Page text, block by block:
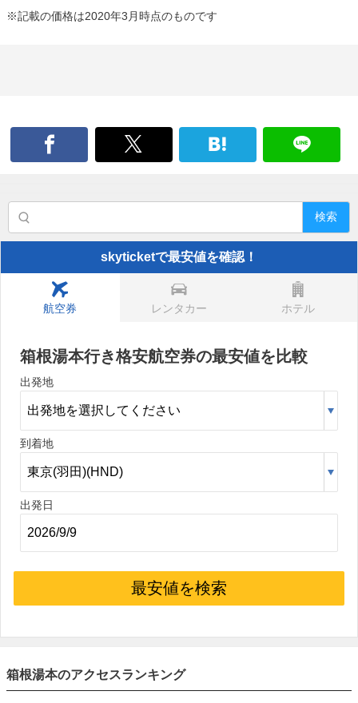
※記載の価格は2020年3月時点のものです
検索
skyticketで最安値を確認！
航空券 レンタカー ホテル
箱根湯本行き格安航空券の最安値を比較
出発地
到着地
出発日
最安値を検索
箱根湯本のアクセスランキング